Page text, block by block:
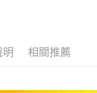
明 相關推薦